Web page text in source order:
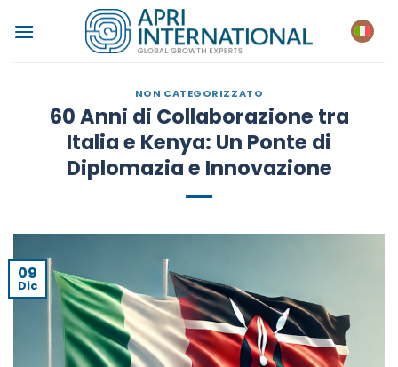
NON CATEGORIZZATO
60 Anni di Collaborazione tra
Italia e Kenya: Un Ponte di
Diplomazia e Innovazione
09
Dic